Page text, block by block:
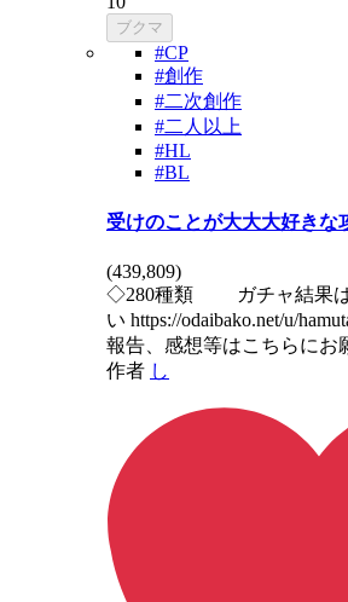
ブクマ
#CP
#創作
#二次創作
#二人以上
#HL
#BL
受けのことが大大大好きな
(439,809)
◇280種類 ガチャ結果は
い https://odaibako.net/u/
報告、感想等はこちらにお
作者 し